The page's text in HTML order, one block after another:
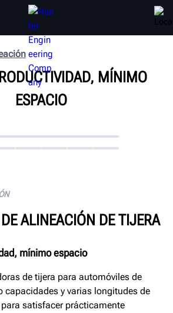
CAPACITACIÓN
ACERCA DE
MÍNIMO
ESPACIO
ALINEACIÓN DE TIJERA
mínimo espacio
de tijera para automóviles de
capacidades y varias longitudes de
satisfacer prácticamente